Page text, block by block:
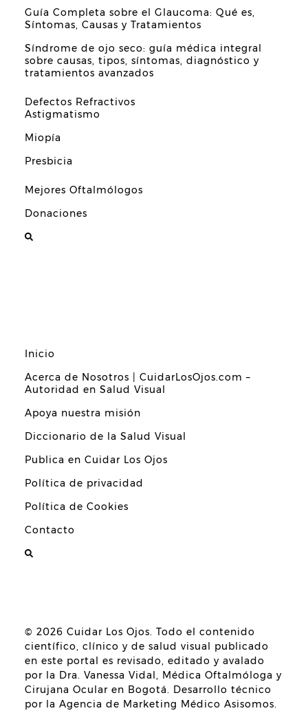
Guía Completa sobre el Glaucoma: Qué es,
Síntomas, Causas y Tratamientos
Síndrome de ojo seco: guía médica integral
sobre causas, tipos, síntomas, diagnóstico y
tratamientos avanzados
Defectos Refractivos
Astigmatismo
Miopía
Presbicia
Mejores Oftalmólogos
Donaciones
Inicio
Acerca de Nosotros | CuidarLosOjos.com –
Autoridad en Salud Visual
Apoya nuestra misión
Diccionario de la Salud Visual
Publica en Cuidar Los Ojos
Política de privacidad
Política de Cookies
Contacto
© 2026 Cuidar Los Ojos. Todo el contenido
científico, clínico y de salud visual publicado
en este portal es revisado, editado y avalado
por la Dra. Vanessa Vidal, Médica Oftalmóloga y
Cirujana Ocular en Bogotá. Desarrollo técnico
por la Agencia de Marketing Médico Asisomos.